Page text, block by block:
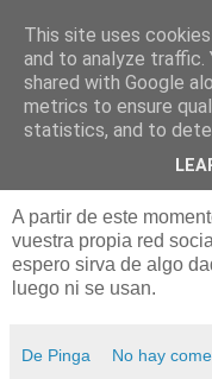
Está de
13/10/23
Mejoras en las
A partir de este
vuestra propia red
espero sirva de algo
luego ni se usan.
De Pinga No hay
This site uses
and to analyze traffic.
shared with Google
metrics to ensure
statistics, and to